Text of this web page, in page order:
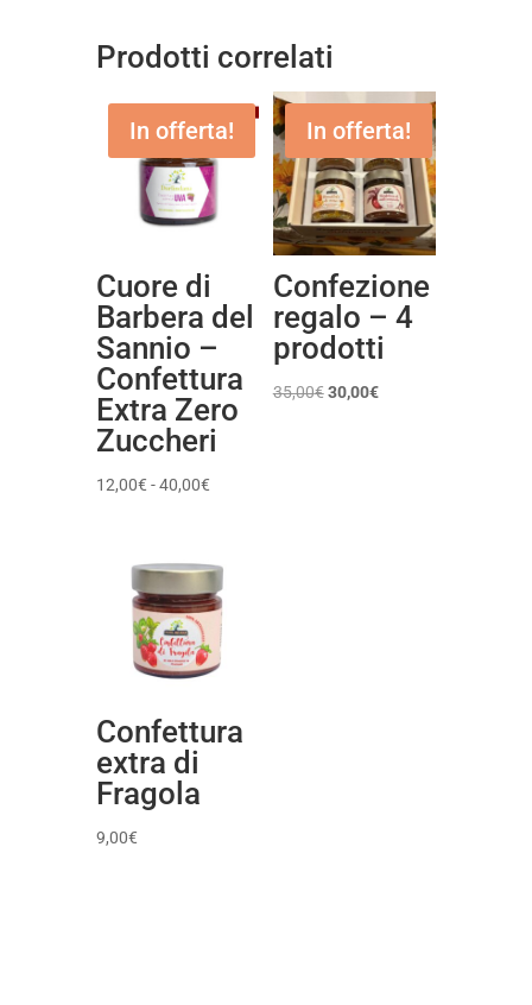
Prodotti correlati
In offerta!
Cuore di
Barbera del
Sannio –
Confettura
Extra Zero
Zuccheri
12,00€ - 40,00€Fascia
da
12,00€
40,00€
In offerta!
Confezione
regalo – 4
prodotti
35,00€ Il
30,00€Il
Confettura
extra di
Fragola
9,00€